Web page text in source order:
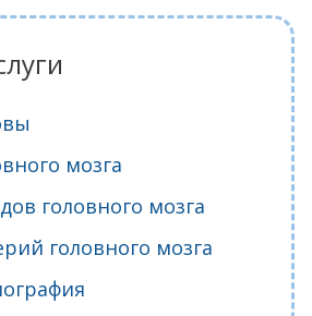
мозга
головного мозга
головного мозга